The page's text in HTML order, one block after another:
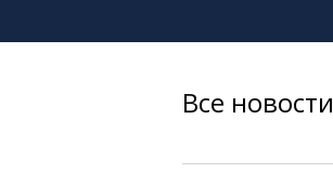
Все новости